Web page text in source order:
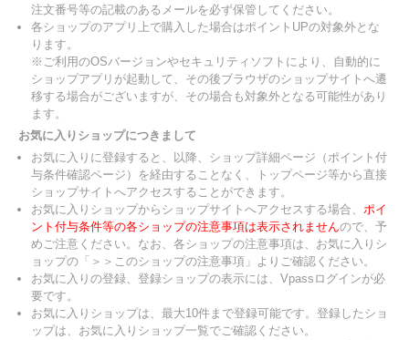
注文番号等の記載のあるメールを必ず保管してください。
各ショップのアプリ上で購入した場合はポイントUPの対象外とな
ります。
※ご利用のOSバージョンやセキュリティソフトにより、自動的に
ショップアプリが起動して、その後ブラウザのショップサイトへ遷
移する場合がございますが、その場合も対象外となる可能性があり
ます。
お気に入りショップにつきまして
お気に入りに登録すると、以降、ショップ詳細ページ（ポイント付
与条件確認ページ）を経由することなく、トップページ等から直接
ショップサイトへアクセスすることができます。
お気に入りショップからショップサイトへアクセスする場合、 ポイ
ント付与条件等の各ショップの注意事項は表示されませんので、予
めご注意ください。なお、各ショップの注意事項は、お気に入りシ
ョップの「＞＞このショップの注意事項」よりご確認ください。
お気に入りの登録、登録ショップの表示には、Vpassログインが必
要です。
お気に入りショップは、最大10件まで登録可能です。登録したショ
ップは、お気に入りショップ一覧でご確認ください。